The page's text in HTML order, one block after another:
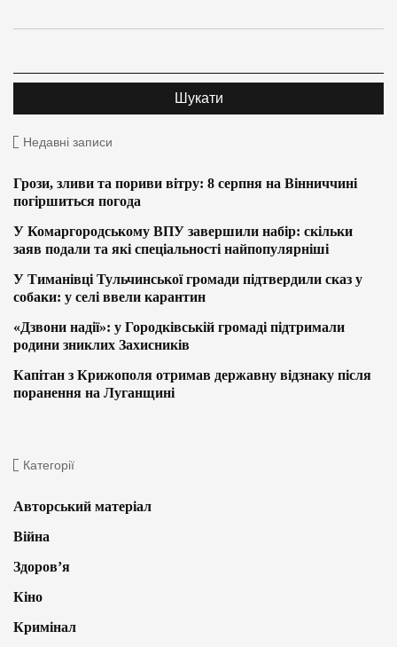
Недавні записи
Грози, зливи та пориви вітру: 8 серпня на Вінниччині
погіршиться погода
У Комаргородському ВПУ завершили набір: скільки
заяв подали та які спеціальності найпопулярніші
У Тиманівці Тульчинської громади підтвердили сказ у
собаки: у селі ввели карантин
«Дзвони надії»: у Городківській громаді підтримали
родини зниклих Захисників
Капітан з Крижополя отримав державну відзнаку після
поранення на Луганщині
Категорії
Авторський матеріал
Війна
Здоров’я
Кіно
Кримінал